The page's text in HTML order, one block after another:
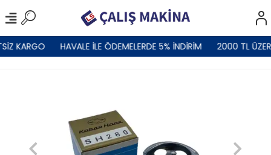
KARGO HAVALE İLE ÖDEMELERDE 5% İNDİRİM 2000 TL